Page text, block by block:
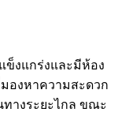
งแกร่งและมีห้อง
องหาความสะดวก
ทางระยะไกล ขณะ